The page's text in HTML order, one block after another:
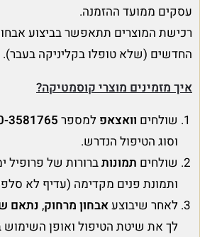
עסקים ממועד ההזמנה.
רכישת המוצרים תתאפשר בביצוע
החדשים (שלא טופלו בקליניקה בעבר).
איך מזמינים מוצרי קוסמטיקה?
שולחים וואצאפ למספר 3581765
וסוג הטיפול הנדרש.
שולחים תמונותברורות של פרופיל
ותמונת פנים מקדימה (עדיף לא
לאחר שיבוצעאבחון מרחוק, נתאם
לך את שיטת הטיפול ואופן